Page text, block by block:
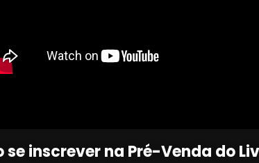
se inscrever na Pré-Venda do